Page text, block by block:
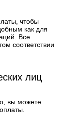
чтобы
как для
Все
соответствии
лиц
вы можете